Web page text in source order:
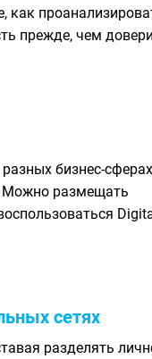
как
прежде, чем
бизнес-
Можно размещать
сетях
разделять